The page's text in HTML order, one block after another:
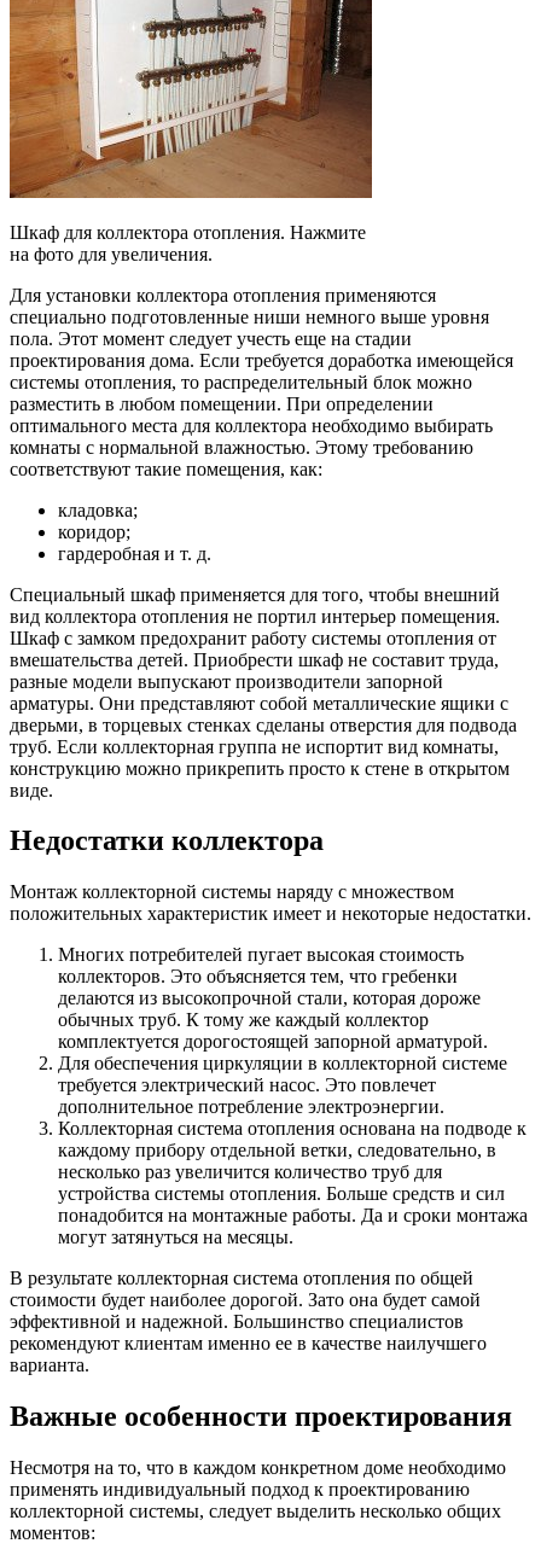
Шкаф для коллектора отопления. Нажмите
на фото для увеличения.
Для установки коллектора отопления применяются
специально подготовленные ниши немного выше уровня
пола. Этот момент следует учесть еще на стадии
проектирования дома. Если требуется доработка имеющейся
системы отопления, то распределительный блок можно
разместить в любом помещении. При определении
оптимального места для коллектора необходимо выбирать
комнаты с нормальной влажностью. Этому требованию
соответствуют такие помещения, как:
кладовка;
коридор;
гардеробная и т. д.
Специальный шкаф применяется для того, чтобы внешний
вид коллектора отопления не портил интерьер помещения.
Шкаф с замком предохранит работу системы отопления от
вмешательства детей. Приобрести шкаф не составит труда,
разные модели выпускают производители запорной
арматуры. Они представляют собой металлические ящики с
дверьми, в торцевых стенках сделаны отверстия для подвода
труб. Если коллекторная группа не испортит вид комнаты,
конструкцию можно прикрепить просто к стене в открытом
виде.
Недостатки коллектора
Монтаж коллекторной системы наряду с множеством
положительных характеристик имеет и некоторые недостатки.
Многих потребителей пугает высокая стоимость
коллекторов. Это объясняется тем, что гребенки
делаются из высокопрочной стали, которая дороже
обычных труб. К тому же каждый коллектор
комплектуется дорогостоящей запорной арматурой.
Для обеспечения циркуляции в коллекторной системе
требуется электрический насос. Это повлечет
дополнительное потребление электроэнергии.
Коллекторная система отопления основана на подводе к
каждому прибору отдельной ветки, следовательно, в
несколько раз увеличится количество труб для
устройства системы отопления. Больше средств и сил
понадобится на монтажные работы. Да и сроки монтажа
могут затянуться на месяцы.
В результате коллекторная система отопления по общей
стоимости будет наиболее дорогой. Зато она будет самой
эффективной и надежной. Большинство специалистов
рекомендуют клиентам именно ее в качестве наилучшего
варианта.
Важные особенности проектирования
Несмотря на то, что в каждом конкретном доме необходимо
применять индивидуальный подход к проектированию
коллекторной системы, следует выделить несколько общих
моментов: